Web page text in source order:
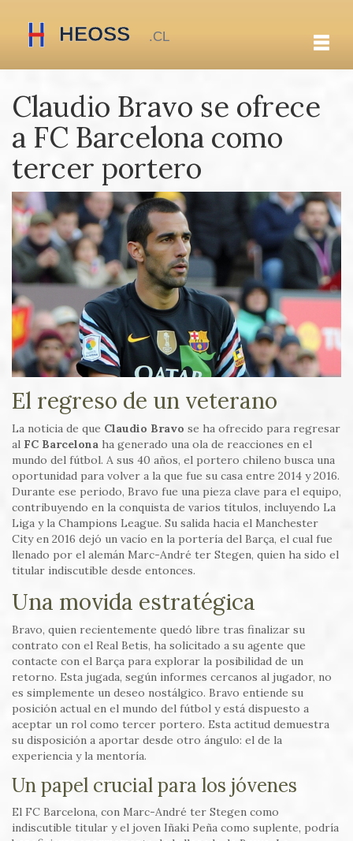
Claudio Bravo se ofrece
a FC Barcelona como
tercer portero
El regreso de un veterano
La noticia de que Claudio Bravo se ha ofrecido para regresar
al FC Barcelona ha generado una ola de reacciones en el
mundo del fútbol. A sus 40 años, el portero chileno busca una
oportunidad para volver a la que fue su casa entre 2014 y 2016.
Durante ese periodo, Bravo fue una pieza clave para el equipo,
contribuyendo en la conquista de varios títulos, incluyendo La
Liga y la Champions League. Su salida hacia el Manchester
City en 2016 dejó un vacío en la portería del Barça, el cual fue
llenado por el alemán Marc-André ter Stegen, quien ha sido el
titular indiscutible desde entonces.
Una movida estratégica
Bravo, quien recientemente quedó libre tras finalizar su
contrato con el Real Betis, ha solicitado a su agente que
contacte con el Barça para explorar la posibilidad de un
retorno. Esta jugada, según informes cercanos al jugador, no
es simplemente un deseo nostálgico. Bravo entiende su
posición actual en el mundo del fútbol y está dispuesto a
aceptar un rol como tercer portero. Esta actitud demuestra
su disposición a aportar desde otro ángulo: el de la
experiencia y la mentoría.
Un papel crucial para los jóvenes
El FC Barcelona, con Marc-André ter Stegen como
indiscutible titular y el joven Iñaki Peña como suplente, podría